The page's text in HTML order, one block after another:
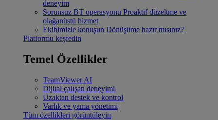
deneyim
Sorunsuz BT operasyonu Proaktif düzeltme ve
olağanüstü hizmet
Ekibimizle konuşun Dönüşüme hazır mısınız?
Platformu keşfedin
Temel Özellikler
TeamViewer AI
Dijital çalışan deneyimi
Uzaktan destek ve kontrol
Varlık ve yama yönetimi
Tüm özellikleri görüntüleyin